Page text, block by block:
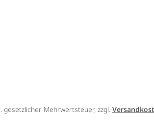
gesetzlicher Mehrwertsteuer, zzgl.